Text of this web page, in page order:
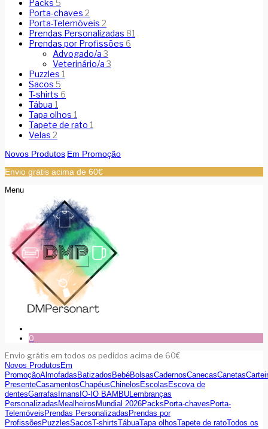
Packs 5
Porta-chaves 2
Porta-Telemóveis 2
Prendas Personalizadas 81
Prendas por Profissões 6
Advogado/a3
Veterinário/a3
Puzzles 1
Sacos 5
T-shirts 6
Tábua 1
Tapa olhos 1
Tapete de rato 1
Velas 2
Novos Produtos Em Promoção
Envio grátis acima de 60€
Menu
0
Envio grátis em todos os pedidos acima de 60€
Novos Produtos Em
PromoçãoAlmofadas Batizados BebéBolsasCadernosCanecasCanetas
PresenteCasamentosChapéusChinelos Escolas Escova de
dentesGarrafas Imans IO-IO BAMBULembranças
Personalizadas Mealheiros Mundial 2026Packs Porta-chaves Porta-
Telemóveis Prendas Personalizadas Prendas por
Profissões PuzzlesSacosT-shirtsTábuaTapa olhosTapete de ratoTodos os